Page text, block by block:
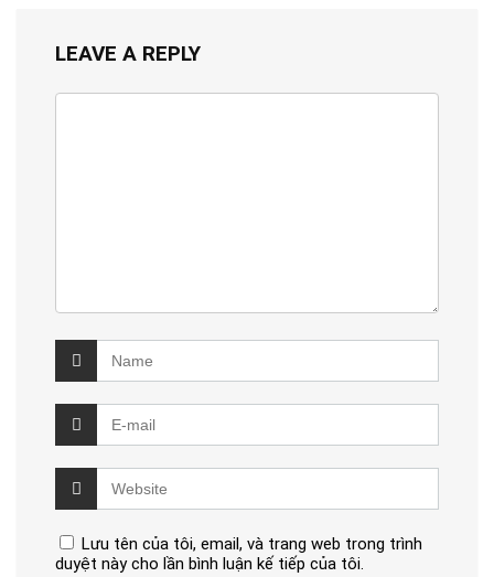
LEAVE A REPLY
Lưu tên của tôi, email, và trang web trong trình
duyệt này cho lần bình luận kế tiếp của tôi.